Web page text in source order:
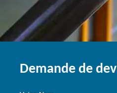
Demande de